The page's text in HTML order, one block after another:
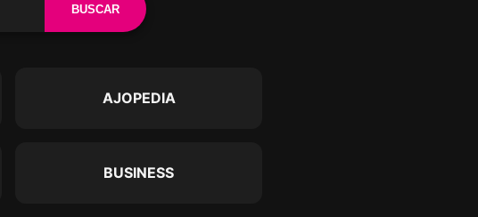
BUSCAR
AJOPEDIA
BUSINESS